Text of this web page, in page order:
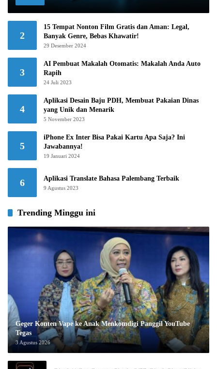
2
15 Tempat Nonton Film Gratis dan Aman: Legal,
Banyak Genre, Bebas Khawatir!
29 Desember 2024
3
AI Pembuat Makalah Otomatis: Makalah Anda Auto
Rapih
24 Juli 2023
4
Aplikasi Desain Baju PDH, Membuat Pakaian Dinas
yang Unik dan Menarik
5 November 2023
5
iPhone Ex Inter Bisa Pakai Kartu Apa Saja? Ini
Jawabannya!
19 Januari 2024
6 Aplikasi Translate Bahasa Palembang Terbaik
9 Agustus 2023
Trending Minggu ini
Geger Konten Vape ke Anak Menkomdigi Panggil YouTube
Tegas
3 Agustus 2026